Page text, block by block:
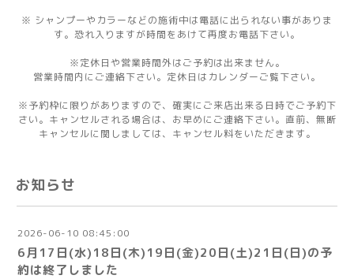
※ シャンプーやカラーなどの施術中は電話に出られない事がありま
す。恐れ入りますが時間をあけて再度お電話下さい。
※定休日や営業時間外はご予約は出来ません。
営業時間内にご連絡下さい。定休日はカレンダーご覧下さい。
※予約枠に限りがありますので、確実にご来店出来る日時でご予約下
さい。キャンセルされる場合は、お早めにご連絡下さい。直前、無断
キャンセルに関しましては、キャンセル料をいただきます。
お知らせ
2026-06-10 08:45:00
6月17日(水)18日(木)19日(金)20日(土)21日(日)の予
約は終了しました